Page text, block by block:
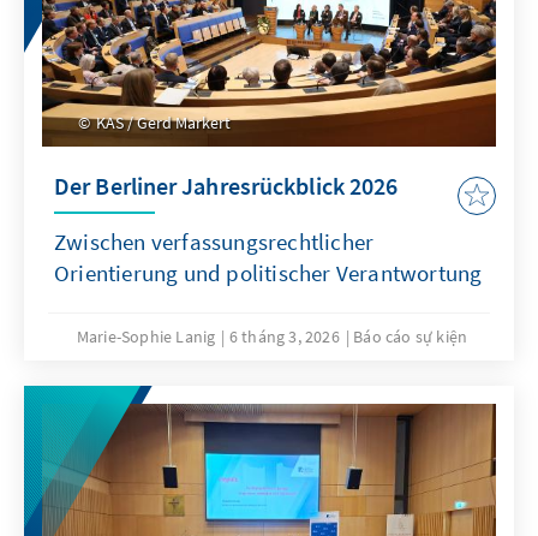
KAS / Gerd Markert
Der Berliner Jahresrückblick 2026
Zwischen verfassungsrechtlicher
Orientierung und politischer Verantwortung
Marie-Sophie Lanig 6 tháng 3, 2026 Báo cáo sự kiện